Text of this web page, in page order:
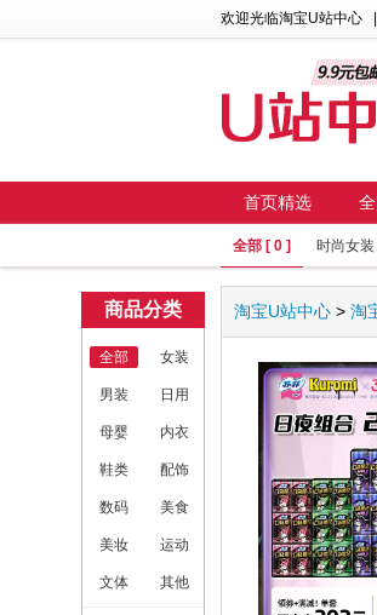
欢迎光临淘宝U站中心
首页精选
全部 [ 0 ] 时尚女装
淘宝U站中心 > 淘
商品分类
全部 女装
男装 日用
母婴 内衣
鞋类 配饰
数码 美食
美妆 运动
文体 其他